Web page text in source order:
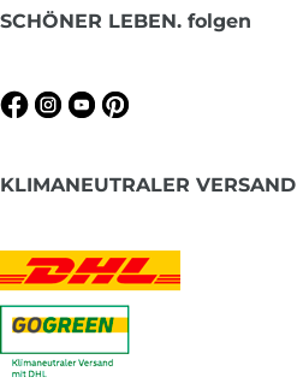
SCHÖNER LEBEN. folgen
KLIMANEUTRALER VERSAND